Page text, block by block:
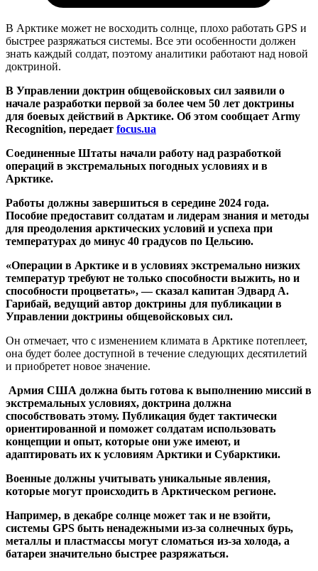
В Арктике может не восходить солнце, плохо работать GPS и
быстрее разряжаться системы. Все эти особенности должен
знать каждый солдат, поэтому аналитики работают над новой
доктриной.
В Управлении доктрин общевойсковых сил заявили о
начале разработки первой за более чем 50 лет доктрины
для боевых действий в Арктике. Об этом сообщает Army
Recognition, передает focus.ua
Соединенные Штаты начали работу над разработкой
операций в экстремальных погодных условиях и в
Арктике.
Работы должны завершиться в середине 2024 года.
Пособие предоставит солдатам и лидерам знания и методы
для преодоления арктических условий и успеха при
температурах до минус 40 градусов по Цельсию.
«Операции в Арктике и в условиях экстремально низких
температур требуют не только способности выжить, но и
способности процветать», — сказал капитан Эдвард А.
Гарибай, ведущий автор доктрины для публикации в
Управлении доктрины общевойсковых сил.
Он отмечает, что с изменением климата в Арктике потеплеет,
она будет более доступной в течение следующих десятилетий
и приобретет новое значение.
Армия США должна быть готова к выполнению миссий в
экстремальных условиях, доктрина должна
способствовать этому. Публикация будет тактически
ориентированной и поможет солдатам использовать
концепции и опыт, которые они уже имеют, и
адаптировать их к условиям Арктики и Субарктики.
Военные должны учитывать уникальные явления,
которые могут происходить в Арктическом регионе.
Например, в декабре солнце может так и не взойти,
системы GPS быть ненадежными из-за солнечных бурь,
металлы и пластмассы могут сломаться из-за холода, а
батареи значительно быстрее разряжаться.